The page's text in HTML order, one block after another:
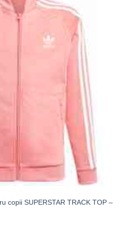
copii SUPERSTAR TRACK TOP –